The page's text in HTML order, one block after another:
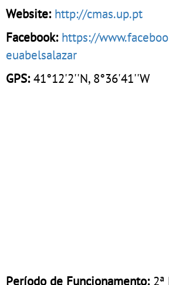
Website: http://cmas.up.pt
Facebook: https://
euabelsalazar
GPS:41°12'2''N, 8°36'41''W
Período de Funcionamento: